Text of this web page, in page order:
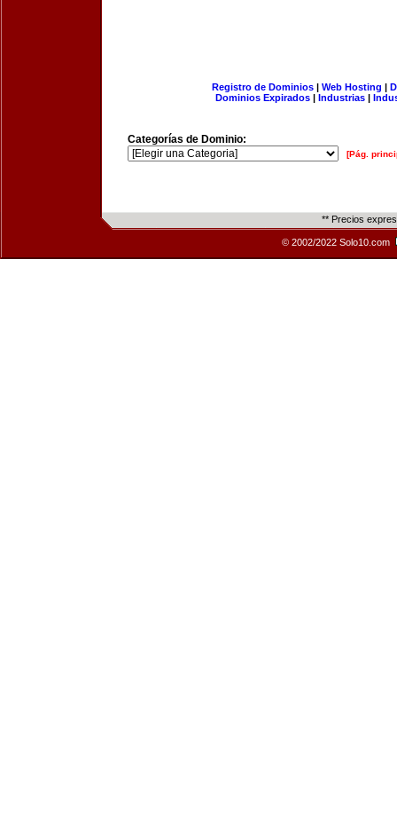
Registro de Dominios| Web Hosting |
Dominios Expirados | Industrias |
Categorías de Dominio:
[Pág.
** Precios
© 2002/2022 Solo10.com